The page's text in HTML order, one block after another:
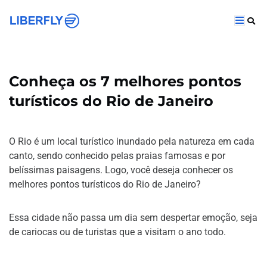
Conheça os 7 melhores pontos
turísticos do Rio de Janeiro
O Rio é um local turístico inundado pela natureza em cada
canto, sendo conhecido pelas praias famosas e por
belíssimas paisagens. Logo, você deseja conhecer os
melhores pontos turísticos do Rio de Janeiro?
Essa cidade não passa um dia sem despertar emoção, seja
de cariocas ou de turistas que a visitam o ano todo.